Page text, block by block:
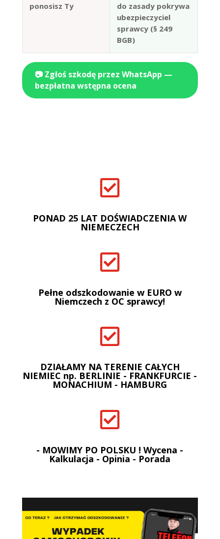
ponosisz Ty
do zasady pokrywa
ubezpieczyciel
sprawcy (§ 249
BGB)
📷 Zgłoś szkodę przez WhatsApp —
bezpłatna wstępna ocena

PONAD 25 LAT DOŚWIADCZENIA W
NIEMECZECH

Pełne odszkodowanie w EURO w
Niemczech z OC sprawcy!

DZIAŁAMY NA TERENIE CAŁYCH
NIEMIEC np. BERLINIE - FRANKFURCIE -
MONACHIUM - HAMBURG

- MOWIMY PO POLSKU ! Wycena -
Kalkulacja - Opinia - Porada